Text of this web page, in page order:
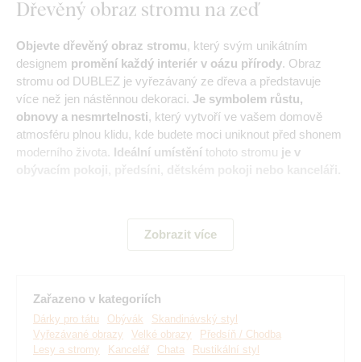
Dřevěný obraz stromu na zeď
Objevte dřevěný obraz stromu, který svým unikátním
designem promění každý interiér v oázu přírody. Obraz
stromu od DUBLEZ je vyřezávaný ze dřeva a představuje
více než jen nástěnnou dekoraci. Je symbolem růstu,
obnovy a nesmrtelnosti, který vytvoří ve vašem domově
atmosféru plnou klidu, kde budete moci uniknout před shonem
moderního života. Ideální umístění tohoto stromu je v
obývacím pokoji, předsíni, dětském pokoji nebo kanceláři.
Hlavní výhody produktu:
Rustikální styl dekorace
Zobrazit více
Zařazeno v kategoriích
Dárky pro tátu Obývák
Skandinávský styl
Vyřezávané obrazy
Velké obrazy
Předsíň / Chodba
Lesy a stromy
Kancelář Chata Rustikální styl